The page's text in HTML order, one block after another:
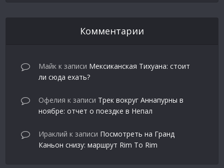
Комментарии
Майк к записи Мексиканская Тихуана: стоит
ли сюда ехать?
Офелия к записи Трек вокруг Аннапурны в
ноябре: отчет о поездке в Непал
Ираклий к записи Посмотреть на Гранд
Каньон снизу: маршрут Rim To Rim